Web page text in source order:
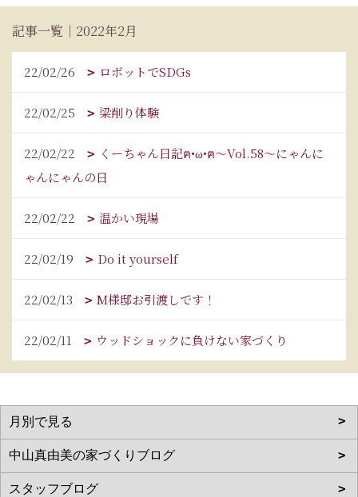
記事一覧｜2022年2月
22/02/26 ロボットでSDGs
22/02/25 梁削り体験
22/02/22
くーちゃん日記ฅ•ω•ฅ～Vol.58～にゃんに
ゃんにゃんの日
22/02/22 温かい現場
22/02/19 Do it yourself
22/02/13 M様邸お引渡しです！
22/02/11 ウッドショックに負けない家づくり